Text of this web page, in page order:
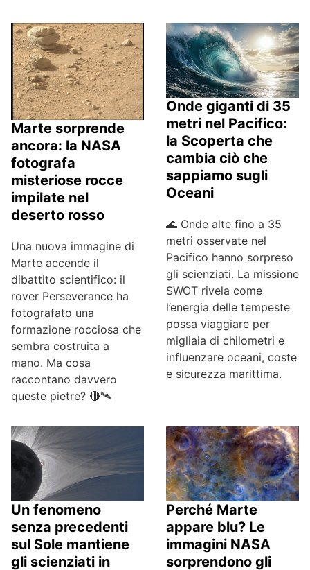
Marte sorprende
ancora: la NASA
fotografa
misteriose rocce
impilate nel
deserto rosso
Una nuova immagine di
Marte accende il
dibattito scientifico: il
rover Perseverance ha
fotografato una
formazione rocciosa che
sembra costruita a
mano. Ma cosa
raccontano davvero
queste pietre? 🔴🛰️
Onde giganti di 35
metri nel Pacifico:
la Scoperta che
cambia ciò che
sappiamo sugli
Oceani
🌊 Onde alte fino a 35
metri osservate nel
Pacifico hanno sorpreso
gli scienziati. La missione
SWOT rivela come
l’energia delle tempeste
possa viaggiare per
migliaia di chilometri e
influenzare oceani, coste
e sicurezza marittima.
Un fenomeno
senza precedenti
sul Sole mantiene
gli scienziati in
Perché Marte
appare blu? Le
immagini NASA
sorprendono gli